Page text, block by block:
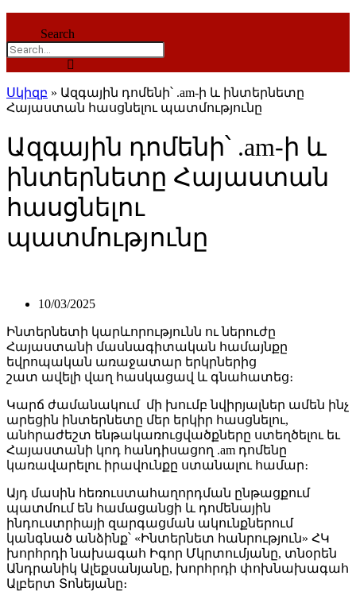
Search
Սկիզբ » Ազգային դոմենի՝ .am-ի և ինտերնետը
Հայաստան հասցնելու պատմությունը
Ազգային դոմենի՝ .am-ի և
ինտերնետը Հայաստան
հասցնելու
պատմությունը
10/03/2025
Ինտերնետի կարևորությունն ու ներուժը
Հայաստանի մասնագիտական համայնքը
եվրոպական առաջատար երկրներից
շատ ավելի վաղ հասկացավ և գնահատեց։
Կարճ ժամանակում մի խումբ նվիրյալներ ամեն ինչ
արեցին ինտերնետը մեր երկիր հասցնելու,
անհրաժեշտ ենթակառուցվածքները ստեղծելու եւ
Հայաստանի կոդ հանդիսացող .am դոմենը
կառավարելու իրավունքը ստանալու համար։
Այդ մասին հեռուստահաղորդման ընթացքում
պատմում են համացանցի և դոմենային
ինդուստրիայի զարգացման ակունքներում
կանգնած անձինք՝ «Ինտերնետ հանրություն» ՀԿ
խորհրդի նախագահ Իգոր Մկրտումյանը, տնօրեն
Անդրանիկ Ալեքսանյանը, խորհրդի փոխնախագահ
Ալբերտ Տոնեյանը։